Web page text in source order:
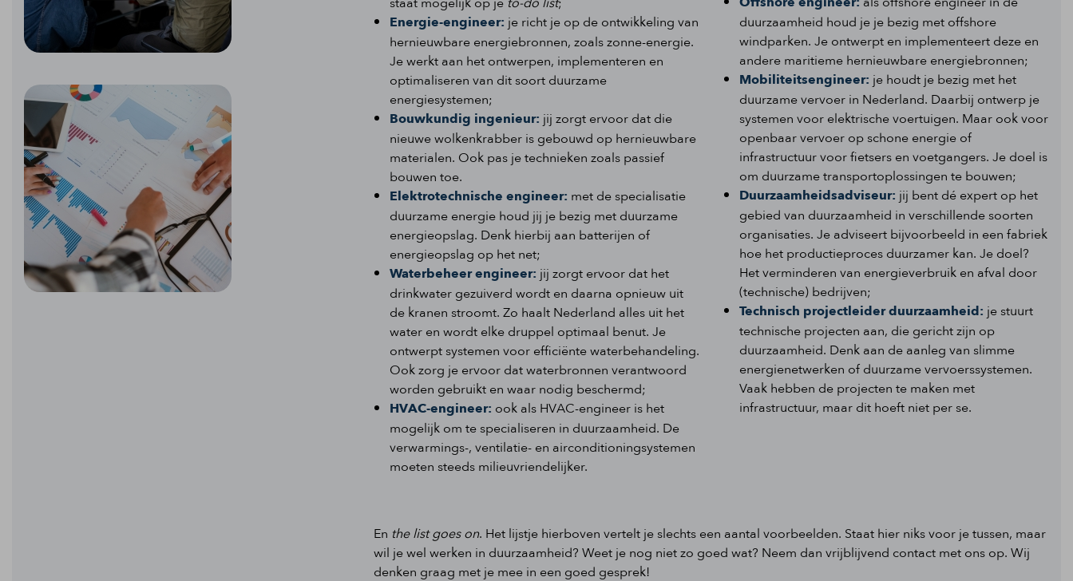
Energie-engineer: je richt je op de ontwikkeling van
hernieuwbare energiebronnen, zoals zonne-energie.
Je werkt aan het ontwerpen, implementeren en
optimaliseren van dit soort duurzame
energiesystemen;
Bouwkundig ingenieur: jij zorgt ervoor dat die
nieuwe wolkenkrabber is gebouwd op hernieuwbare
materialen. Ook pas je technieken zoals passief
bouwen toe.
Elektrotechnische engineer: met de specialisatie
duurzame energie houd jij je bezig met duurzame
energieopslag. Denk hierbij aan batterijen of
energieopslag op het net;
Waterbeheer engineer: jij zorgt ervoor dat het
drinkwater gezuiverd wordt en daarna opnieuw uit
de kranen stroomt. Zo haalt Nederland alles uit het
water en wordt elke druppel optimaal benut. Je
ontwerpt systemen voor efficiënte waterbehandeling.
Ook zorg je ervoor dat waterbronnen verantwoord
worden gebruikt en waar nodig beschermd;
HVAC-engineer: ook als HVAC-engineer is het
mogelijk om te specialiseren in duurzaamheid. De
verwarmings-, ventilatie- en airconditioningsystemen
moeten steeds milieuvriendelijker.
duurzaamheid houd je je bezig met offshore
windparken. Je ontwerpt en implementeert deze en
andere maritieme hernieuwbare energiebronnen;
Mobiliteitsengineer: je houdt je bezig met het
duurzame vervoer in Nederland. Daarbij ontwerp je
systemen voor elektrische voertuigen. Maar ook voor
openbaar vervoer op schone energie of
infrastructuur voor fietsers en voetgangers. Je doel is
om duurzame transportoplossingen te bouwen;
Duurzaamheidsadviseur: jij bent dé expert op het
gebied van duurzaamheid in verschillende soorten
organisaties. Je adviseert bijvoorbeeld in een fabriek
hoe het productieproces duurzamer kan. Je doel?
Het verminderen van energieverbruik en afval door
(technische) bedrijven;
Technisch projectleider duurzaamheid: je stuurt
technische projecten aan, die gericht zijn op
duurzaamheid. Denk aan de aanleg van slimme
energienetwerken of duurzame vervoerssystemen.
Vaak hebben de projecten te maken met
infrastructuur, maar dit hoeft niet per se.
En the list goes on. Het lijstje hierboven vertelt je slechts een aantal voorbeelden. Staat hier niks voor je tussen, maar
wil je wel werken in duurzaamheid? Weet je nog niet zo goed wat? Neem dan vrijblijvend contact met ons op. Wij
denken graag met je mee in een goed gesprek!